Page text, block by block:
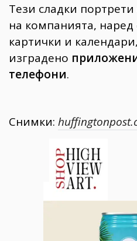
Тези сладки
на компанията,
картички и
изградено
телефони.
Снимки: